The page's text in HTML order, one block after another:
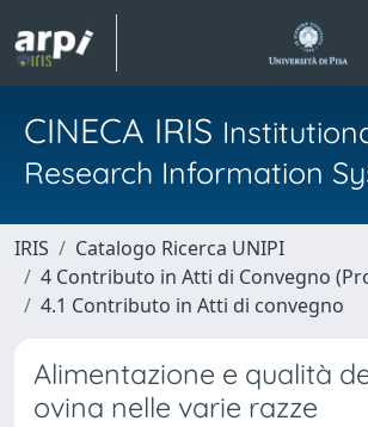
CINECA IRIS
Research Information
IRIS
Catalogo Ricerca UNIPI
4 Contributo in Atti di Convegno
4.1 Contributo in Atti di convegno
Alimentazione e qualità
ovina nelle varie razze